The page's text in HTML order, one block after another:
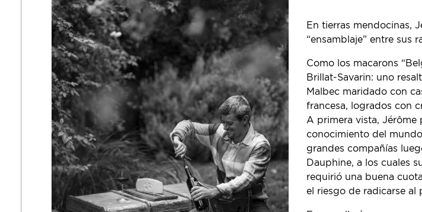
En tierras mendocinas,
“ensamblaje” entre sus
Como los macarons
Brillat-Savarin: uno
Malbec maridado con
francesa, logrados con
A primera vista, Jérôme
conocimiento del
grandes compañías
Dauphine, a los cuales
requirió una buena
el riesgo de radicarse al